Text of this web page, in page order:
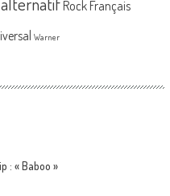
Rock Français
Warner
: « Baboo »